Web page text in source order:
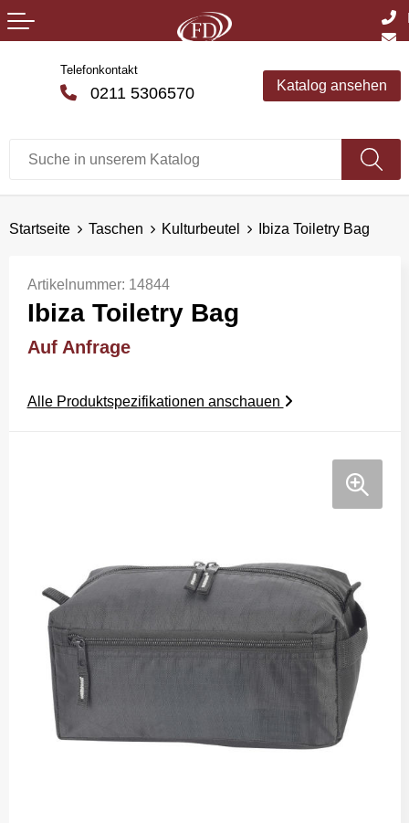
Telefonkontakt
0211 5306570 Katalog ansehen
Startseite Taschen Kulturbeutel Ibiza Toiletry Bag
Artikelnummer: 14844
Ibiza Toiletry Bag
Auf Anfrage
Alle Produktspezifikationen anschauen